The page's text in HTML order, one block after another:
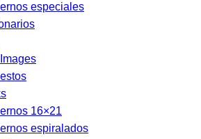
especiales
16×21
espiralados